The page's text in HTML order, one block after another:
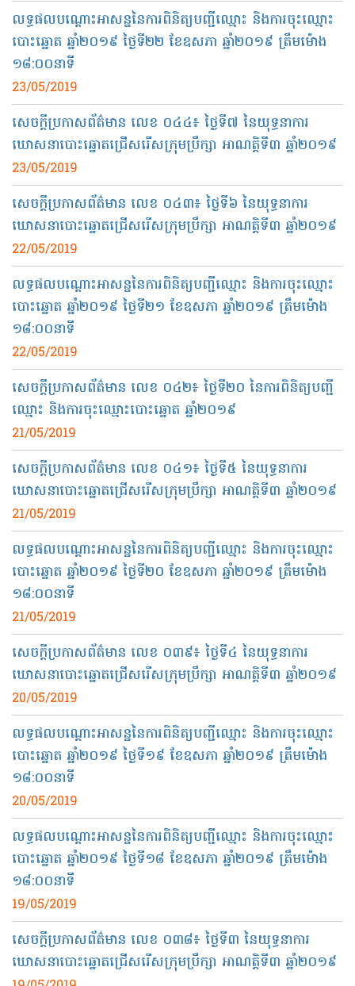
លទ្ធផលបណ្ដោះអាសន្ននៃការពិនិត្យបញ្ជីឈ្មោះ និង​ការចុះឈ្មោះ
បោះឆ្នោត ឆ្នាំ​២០១៩​ ថ្ងៃ​ទី២២ ខែឧសភា ឆ្នាំ​២០១៩ ត្រឹមម៉ោង​
១៨:០០នាទី​
23/05/2019
សេចក្ដីប្រកាស​ព័ត៌មាន​ ​លេខ​ ​០៤៤​៖​ ​ថ្ងៃទី៧​ ​នៃ​យុទ្ធនាការ​
ឃោសនា​បោះឆ្នោត​ជ្រើសរើស​ក្រុមប្រឹក្សា​ ​អាណត្តិ​ទី៣​ ​ឆ្នាំ២០១៩​
23/05/2019
សេចក្ដីប្រកាសព័ត៌មាន លេខ ០៤៣​៖ ថ្ងៃទី៦ នៃយុទ្ធនាការ
ឃោសនាបោះឆ្នោតជ្រើសរើសក្រុមប្រឹក្សា អាណត្តិទី៣ ឆ្នាំ២០១៩
22/05/2019
លទ្ធផលបណ្ដោះអាសន្ននៃការពិនិត្យបញ្ជីឈ្មោះ និង​ការចុះឈ្មោះ
បោះឆ្នោត ឆ្នាំ​២០១៩​ ថ្ងៃ​ទី២១ ខែឧសភា ឆ្នាំ​២០១៩ ត្រឹមម៉ោង​
១៨:០០នាទី​
22/05/2019
សេចក្តីប្រកាសព័ត៌មាន លេខ ០៤២​៖ ថ្ងៃទី២០ នៃការពិនិត្យបញ្ជី
ឈ្មោះ និងការចុះឈ្មោះបោះឆ្នោត ឆ្នាំ២០១៩
21/05/2019
សេចក្ដីប្រកាស​ព័ត៌មាន​ ​លេខ​ ​០៤១​៖​ ​ថ្ងៃទី៥​ ​នៃ​យុទ្ធនាការ​
ឃោសនា​បោះឆ្នោត​ជ្រើសរើស​ក្រុមប្រឹក្សា​ ​អាណត្តិ​ទី៣​ ​ឆ្នាំ២០១៩​
21/05/2019
លទ្ធផលបណ្ដោះអាសន្ននៃការពិនិត្យបញ្ជីឈ្មោះ និង​ការចុះឈ្មោះ
បោះឆ្នោត ឆ្នាំ​២០១៩​ ថ្ងៃ​ទី២០ ខែឧសភា ឆ្នាំ​២០១៩ ត្រឹមម៉ោង​
១៨:០០នាទី​
21/05/2019
សេចក្ដីប្រកាសព័ត៌មាន លេខ ០៣៩​៖ ថ្ងៃទី​៤ នៃ​យុទ្ធនាការ
ឃោសនា​បោះឆ្នោត​ជ្រើសរើស​ក្រុមប្រឹក្សា​ អាណត្តិ​ទី​៣ ឆ្នាំ​២០១៩
20/05/2019
លទ្ធផលបណ្ដោះអាសន្ននៃការពិនិត្យបញ្ជីឈ្មោះ និង​ការចុះឈ្មោះ
បោះឆ្នោត ឆ្នាំ​២០១៩​ ថ្ងៃ​ទី១៩ ខែឧសភា ឆ្នាំ​២០១៩ ត្រឹមម៉ោង​
១៨:០០នាទី​
20/05/2019
លទ្ធផលបណ្ដោះអាសន្ននៃការពិនិត្យបញ្ជីឈ្មោះ និង​ការចុះឈ្មោះ
បោះឆ្នោត ឆ្នាំ​២០១៩​ ថ្ងៃ​ទី១៨ ខែឧសភា ឆ្នាំ​២០១៩ ត្រឹមម៉ោង​
១៨:០០នាទី​
19/05/2019
សេចក្ដីប្រកាស​ព័ត៌មាន​ លេខ​ ០៣៨​៖ ថ្ងៃទី៣​ នៃ​យុទ្ធនាការ​
ឃោសនា​បោះឆ្នោត​ជ្រើសរើស​ក្រុមប្រឹក្សា​ អាណត្តិ​ទី៣​ ឆ្នាំ២០១៩​